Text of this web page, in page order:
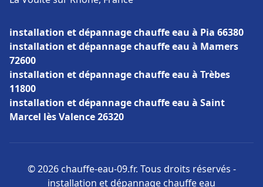
installation et dépannage chauffe eau à Pia 66380
installation et dépannage chauffe eau à Mamers
72600
installation et dépannage chauffe eau à Trèbes
11800
installation et dépannage chauffe eau à Saint
Marcel lès Valence 26320
© 2026 chauffe-eau-09.fr. Tous droits réservés -
installation et dépannage chauffe eau